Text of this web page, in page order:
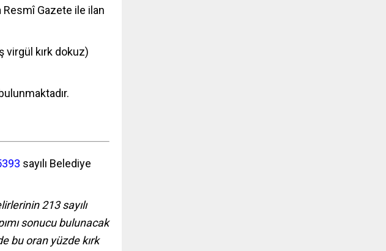
Resmî Gazete ile ilan
virgül kırk dokuz)
sayılı Belediye
213 sayılı
sonucu bulunacak
bu oran yüzde kırk